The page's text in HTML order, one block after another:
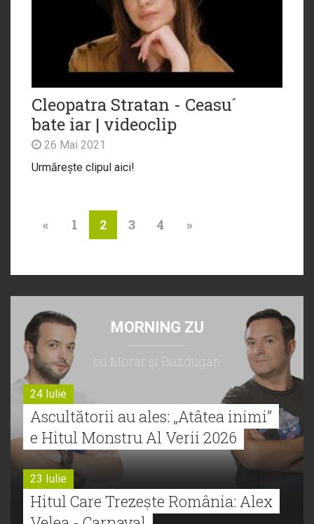
Cleopatra Stratan - Ceasu´
bate iar | videoclip
26 Mai 2021
Urmărește clipul aici!
« 1 2 3 4 »
MORNING ZU
cu Morar şi Buzdugan
24 Iulie
Ascultătorii au ales: „Atâtea inimi”
e Hitul Monstru Al Verii 2026
23 Iulie
Hitul Care Trezește România: Alex